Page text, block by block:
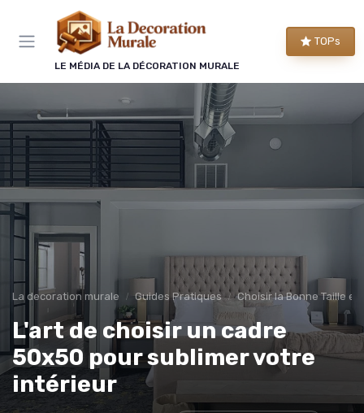
LE MÉDIA DE LA DÉCORATION MURALE
TOPs
La decoration murale Guides Pratiques Choisir la Bonne Taille et
L'art de choisir un cadre
50x50 pour sublimer votre
intérieur
Panneau de gestion des cookies